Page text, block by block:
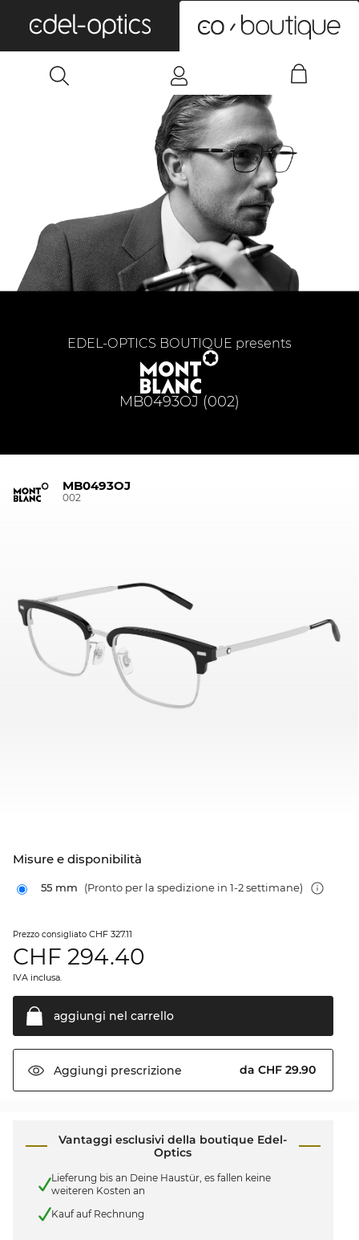
MB0493OJ (002)
EDEL-OPTICS BOUTIQUE presents
MB0493OJ
002
Misure e disponibilità
55 mm (Pronto per la spedizione in 1-2 settimane)
Prezzo consigliato CHF 327.11
CHF 294.40
IVA inclusa.
aggiungi nel carrello
Aggiungi prescrizione da CHF 29.90
Vantaggi esclusivi della boutique Edel-
Optics
Lieferung bis an Deine Haustür, es fallen keine
weiteren Kosten an
Kauf auf Rechnung